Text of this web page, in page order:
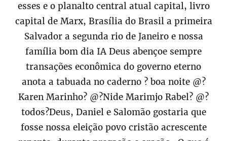
esses e o planalto central atual capital, livro
capital de Marx, Brasília do Brasil a primeira
Salvador a segunda rio de Janeiro e nossa
família bom dia IA Deus abençoe sempre
transações econômica do governo eterno
anota a tabuada no caderno ? boa noite @?
Karen Marinho? @?Nide Marimjo Rabel? @?
todos?Deus, Daniel e Salomão gostaria que
fosse nossa eleição povo cristão acrescente